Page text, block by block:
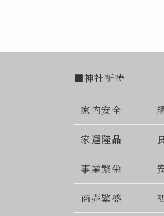
■神社祈祷
家内安全
家運隆晶
事業繁栄
商売繁盛